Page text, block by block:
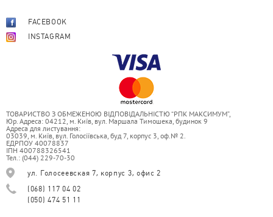
FACEBOOK
INSTAGRAM
ТОВАРИСТВО З ОБМЕЖЕНОЮ ВІДПОВІДАЛЬНІСТЮ “РПК МАКСИМУМ”,
Юр. Адреса: 04212, м. Київ, вул. Маршала Тимошека, будинок 9
Адреса для листування:
03039, м. Київ, вул. Голосіївська, буд 7, корпус 3, оф.№ 2.
ЕДРПОУ 40078837
ІПН 400788326541
Тел.: (044) 229-70-30
ул. Голосеевская 7, корпус 3, офис 2
(068) 117 04 02
(050) 474 51 11